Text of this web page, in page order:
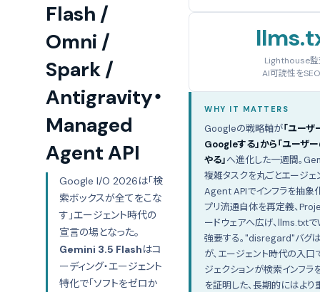
Flash /
Omni /
Spark /
Antigravity・
Managed
Agent API
Google I/O 2026は「検
索ボックスが全てをこな
す」エージェント時代の
宣言の場となった。
Gemini 3.5 Flashはコ
ーディング・エージェント
特化で「ソフトをゼロか
Lighthouse監
AI可読性を
WHY IT MATTERS
Googleの戦略軸が「ユー
Googleする」から「ユーザ
やる」へ進化した一週間。
複雑タスクを丸ごとエージ
Agent APIでインフラを抽象
プリ流通自体を再定義、
ードウェアへ広げ、llms.txt
強要する。"disregard"バグ
が、エージェント時代の入口
ジェクションが検索インフラ
を証明した、長期的にはよ